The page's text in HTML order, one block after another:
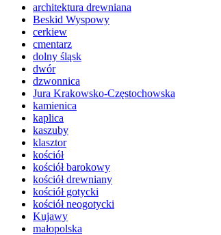
architektura drewniana
Beskid Wyspowy
cerkiew
cmentarz
dolny śląsk
dwór
dzwonnica
Jura Krakowsko-Częstochowska
kamienica
kaplica
kaszuby
klasztor
kościół
kościół barokowy
kościół drewniany
kościół gotycki
kościół neogotycki
Kujawy
małopolska